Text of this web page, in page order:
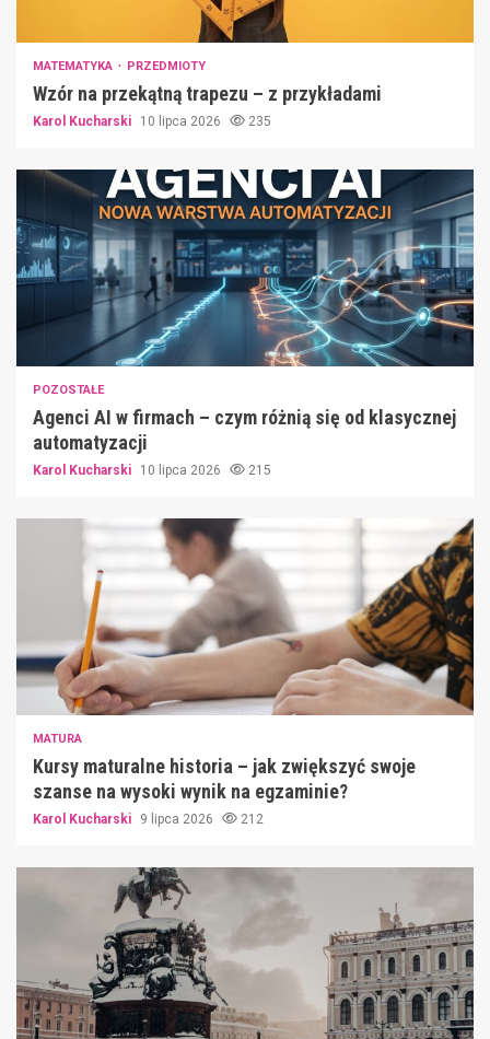
MATEMATYKA PRZEDMIOTY
Wzór na przekątną trapezu – z przykładami
Karol Kucharski 10 lipca 2026 235
POZOSTAŁE
Agenci AI w firmach – czym różnią się od klasycznej
automatyzacji
Karol Kucharski 10 lipca 2026 215
MATURA
Kursy maturalne historia – jak zwiększyć swoje
szanse na wysoki wynik na egzaminie?
Karol Kucharski 9 lipca 2026 212